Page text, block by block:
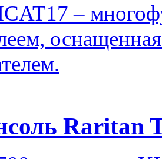
–
Raritan